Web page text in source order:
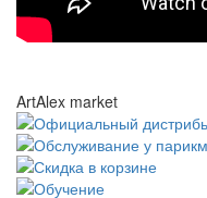
ArtAlex market